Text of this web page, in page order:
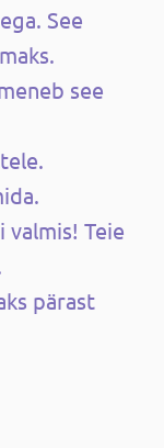
See
see
valmis! Teie
pärast